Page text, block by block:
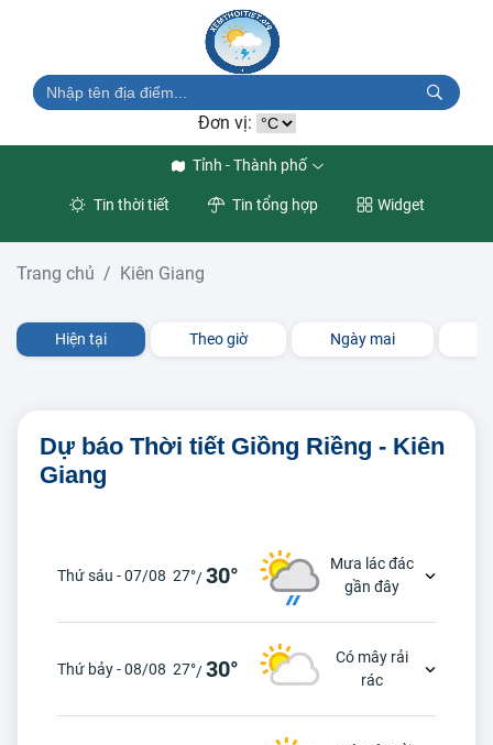
Đơn vị:
Tỉnh - Thành phố
Tin thời tiết Tin tổng hợp Widget
Trang chủ Kiên Giang
Hiện tại Theo giờ Ngày mai
Dự báo Thời tiết Giồng Riềng - Kiên
Giang
Thứ sáu - 07/08 27°/30°
Mưa lác đác
gần đây
Thứ bảy - 08/08 27°/30°
Có mây rải
rác